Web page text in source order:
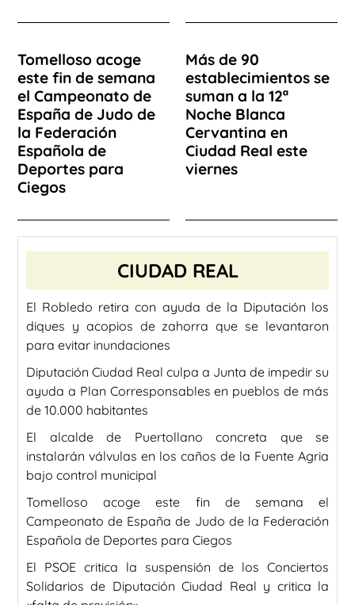
Tomelloso acoge
este fin de semana
el Campeonato de
España de Judo de
la Federación
Española de
Deportes para
Ciegos
Más de 90
establecimientos se
suman a la 12ª
Noche Blanca
Cervantina en
Ciudad Real este
viernes
CIUDAD REAL
El Robledo retira con ayuda de la Diputación los
diques y acopios de zahorra que se levantaron
para evitar inundaciones
Diputación Ciudad Real culpa a Junta de impedir su
ayuda a Plan Corresponsables en pueblos de más
de 10.000 habitantes
El alcalde de Puertollano concreta que se
instalarán válvulas en los caños de la Fuente Agria
bajo control municipal
Tomelloso acoge este fin de semana el
Campeonato de España de Judo de la Federación
Española de Deportes para Ciegos
El PSOE critica la suspensión de los Conciertos
Solidarios de Diputación Ciudad Real y critica la